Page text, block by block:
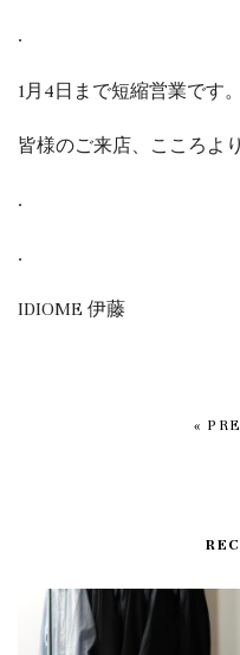
.
1月4日まで短縮営業です。
皆様のご来店、こころよ
.
.
IDIOME 伊藤
«